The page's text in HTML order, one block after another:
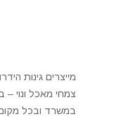
מייצרים גינות
צמחי מאכל ונוי
במשרד ובכל